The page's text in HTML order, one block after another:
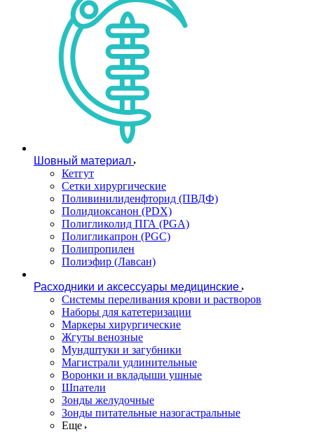
Шовный материал
Кетгут
Сетки хирургические
Поливинилиденфторид (ПВДФ)
Полидиоксанон (PDX)
Полигликолид ПГА (PGA)
Полигликапрон (PGC)
Полипропилен
Полиэфир (Лавсан)
Расходники и аксессуары медицинские
Системы переливания крови и растворов
Наборы для катетеризации
Маркеры хирургические
Жгуты венозные
Мундштуки и загубники
Магистрали удлинительные
Воронки и вкладыши ушные
Шпатели
Зонды желудочные
Зонды питательные назогастральные
Еще